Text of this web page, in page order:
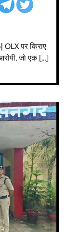
पर किराए
जो एक […]